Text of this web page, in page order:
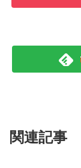
関連記事